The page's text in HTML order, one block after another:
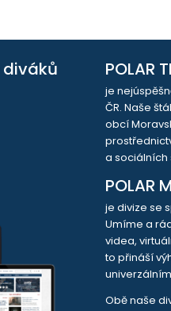
diváků POLAR
je
ČR. Naše
obcí
a sociálních
POLAR
je divize se
Umíme a
videa,
to přináší
Obě naše